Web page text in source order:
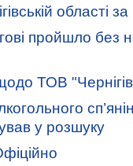
області
пройшло без
ТОВ
у розшуку